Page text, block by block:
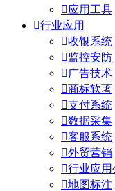
应用工具
行业应用
收银系统
监控安防
 广告技术
商标软著
支付系统
数据采集
客服系统
外贸营销
行业应用
地图标注